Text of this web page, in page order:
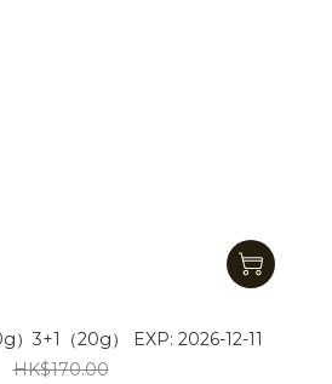
）3+1（20g） EXP: 2026-12-11
HK$170.00